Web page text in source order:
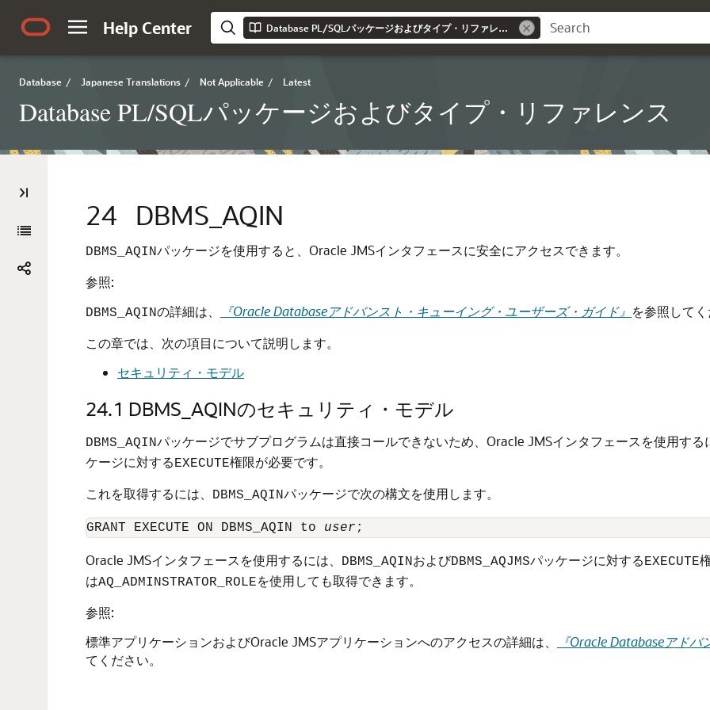
Help Center Database PL/SQLパッケージおよびタイプ・リファレンス
Database / Japanese Translations / Not Applicable / Latest
Database PL/SQLパッケージおよびタイプ・リファレンス
24 DBMS_AQIN
DBMS_AQINパッケージを使用すると、Oracle JMSインタフェースに安全にアクセスできます。
参照:
DBMS_AQINの詳細は、 『Oracle Databaseアドバンスト・キューイング・ユーザーズ・ガイド』 を参照して
この章では、次の項目について説明します。
セキュリティ・モデル
24.1 DBMS_AQINのセキュリティ・モデル
DBMS_AQINパッケージでサブプログラムは直接コールできないため、Oracle JMSインタフェースを使用する
ケージに対するEXECUTE権限が必要です。
これを取得するには、
DBMS_AQINパッケージで次の構文を使用します。
GRANT EXECUTE ON DBMS_AQIN to user
Oracle JMSインタフェースを使用するには、 DBMS_AQINおよびDBMS_AQJMSパッケージに対するEXECUTE
はAQ_ADMINSTRATOR_ROLEを使用しても取得できます。
参照:
標準アプリケーションおよびOracle JMSアプリケーションへのアクセスの詳細は、
『Oracle Databaseアド
てください。